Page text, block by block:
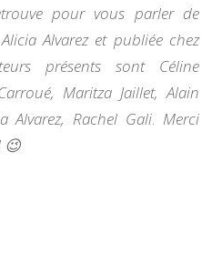
pour vous parler de
Alvarez et publiée chez
présents sont Céline
Maritza Jaillet, Alain
Alvarez, Rachel Gali Merci
😉